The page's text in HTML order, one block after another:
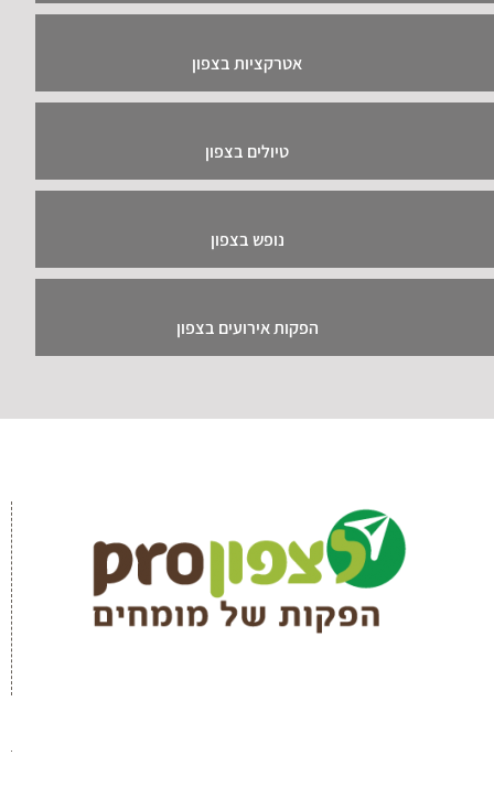
אטרקציות בצפון
טיולים בצפון
נופש בצפון
הפקות אירועים בצפון